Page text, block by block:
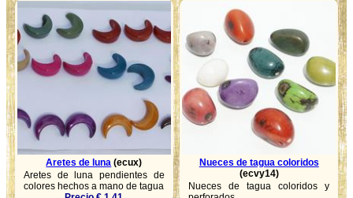
Aretes de luna (ecux)
Aretes de luna pendientes de
colores hechos a mano de tagua
Nueces de tagua coloridos
(ecvy14)
Nueces de tagua coloridos y